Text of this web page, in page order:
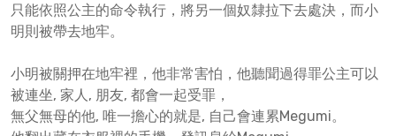
只能依照公主的命令執行，將另一個奴隸拉下去處決，而小
明則被帶去地牢。
小明被關押在地牢裡，他非常害怕，他聽聞過得罪公主可以
被連坐, 家人, 朋友, 都會一起受罪，
無父無母的他, 唯一擔心的就是, 自己會連累Megumi。